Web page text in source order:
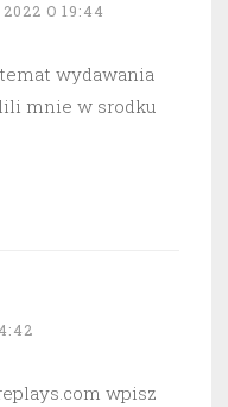
O 19:44
wydawania
mnie w srodku
wpisz